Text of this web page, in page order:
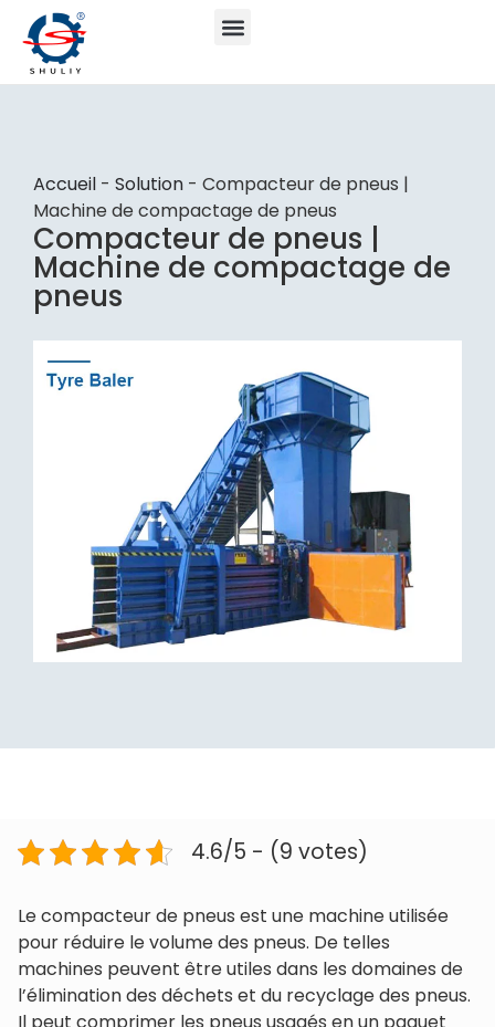
Accueil - Solution - Compacteur de pneus |
Machine de compactage de pneus
Compacteur de pneus |
Machine de compactage de
pneus
4.6/5 - (9 votes)
Le compacteur de pneus est une machine utilisée
pour réduire le volume des pneus. De telles
machines peuvent être utiles dans les domaines de
l’élimination des déchets et du recyclage des pneus.